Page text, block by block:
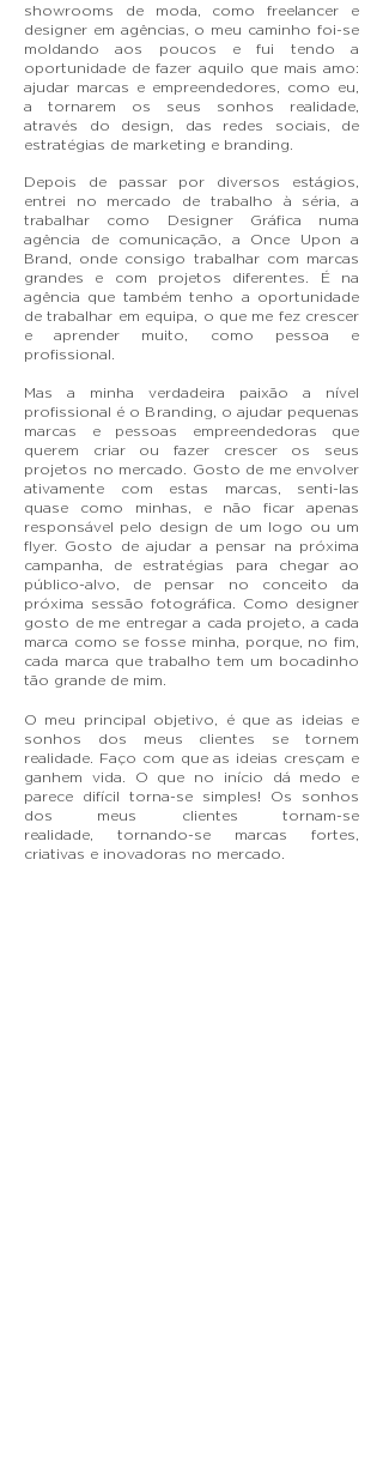
showrooms de moda, como freelancer e
designer em agências, o meu caminho foi-se
moldando aos poucos e fui tendo a
oportunidade de fazer aquilo que mais amo:
ajudar marcas e empreendedores, como eu,
a tornarem os seus sonhos realidade,
através do design, das redes sociais, de
estratégias de marketing e branding.
Depois de passar por diversos estágios,
entrei no mercado de trabalho à séria, a
trabalhar como Designer Gráfica numa
agência de comunicação, a Once Upon a
Brand, onde consigo trabalhar com marcas
grandes e com projetos diferentes. É na
agência que também tenho a oportunidade
de trabalhar em equipa, o que me fez crescer
e aprender muito, como pessoa e
profissional.
Mas a minha verdadeira paixão a nível
profissional é o Branding, o ajudar pequenas
marcas e pessoas empreendedoras que
querem criar ou fazer crescer os seus
projetos no mercado. Gosto de me envolver
ativamente com estas marcas, senti-las
quase como minhas, e não ficar apenas
responsável pelo design de um logo ou um
flyer. Gosto de ajudar a pensar na próxima
campanha, de estratégias para chegar ao
público-alvo, de pensar no conceito da
próxima sessão fotográfica. Como designer
gosto de me entregar a cada projeto, a cada
marca como se fosse minha, porque, no fim,
cada marca que trabalho tem um bocadinho
tão grande de mim.
O meu principal objetivo, é que as ideias e
sonhos dos meus clientes se tornem
realidade. Faço com que as ideias cresçam e
ganhem vida. O que no início dá medo e
parece difícil torna-se simples! Os sonhos
dos meus clientes tornam-se
realidade, tornando-se marcas fortes,
criativas e inovadoras no mercado.